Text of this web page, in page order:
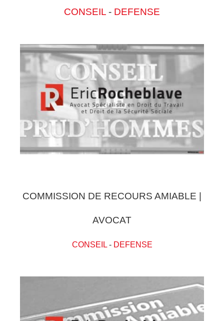
CONSEIL - DEFENSE
COMMISSION DE RECOURS AMIABLE |
AVOCAT
CONSEIL- DEFENSE